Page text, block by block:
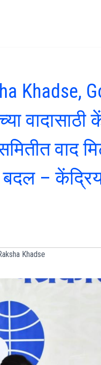
Khadse,
वादासाठी
वाद
–
Khadse